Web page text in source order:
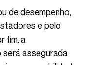
e pelo
fim, a
será assegurada